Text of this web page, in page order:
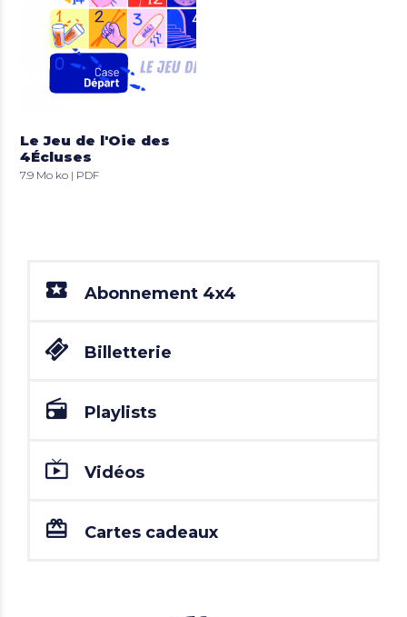
Le Jeu de l'Oie des
4Écluses
7.9 Mo ko | PDF
Abonnement 4x4
Billetterie
Playlists
Vidéos
Cartes cadeaux